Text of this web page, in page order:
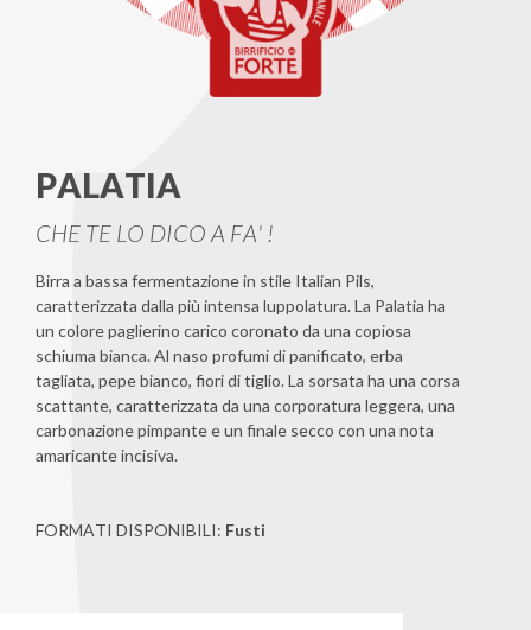
PALATIA
CHE TE LO DICO A FA' !
Birra a bassa fermentazione in stile Italian Pils,
caratterizzata dalla più intensa luppolatura. La Palatia ha
un colore paglierino carico coronato da una copiosa
schiuma bianca. Al naso profumi di panificato, erba
tagliata, pepe bianco, fiori di tiglio. La sorsata ha una corsa
scattante, caratterizzata da una corporatura leggera, una
carbonazione pimpante e un finale secco con una nota
amaricante incisiva.
FORMATI DISPONIBILI: Fusti